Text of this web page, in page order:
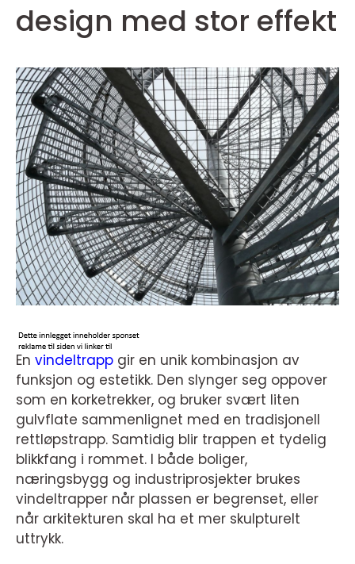
design med stor effekt
En vindeltrapp gir en unik kombinasjon av
funksjon og estetikk. Den slynger seg oppover
som en korketrekker, og bruker svært liten
gulvflate sammenlignet med en tradisjonell
rettløpstrapp. Samtidig blir trappen et tydelig
blikkfang i rommet. I både boliger,
næringsbygg og industriprosjekter brukes
vindeltrapper når plassen er begrenset, eller
når arkitekturen skal ha et mer skulpturelt
uttrykk.